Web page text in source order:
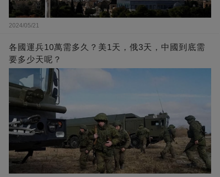
2024/05/21
各國運兵10萬需多久？美1天，俄3天，中國到底需
要多少天呢？